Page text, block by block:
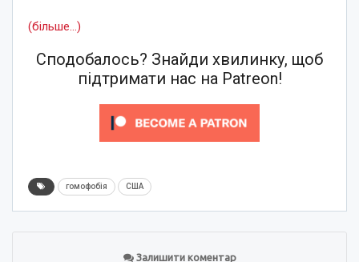
(більше…)
Сподобалось? Знайди хвилинку, щоб
підтримати нас на Patreon!
гомофобія США
Залишити коментар